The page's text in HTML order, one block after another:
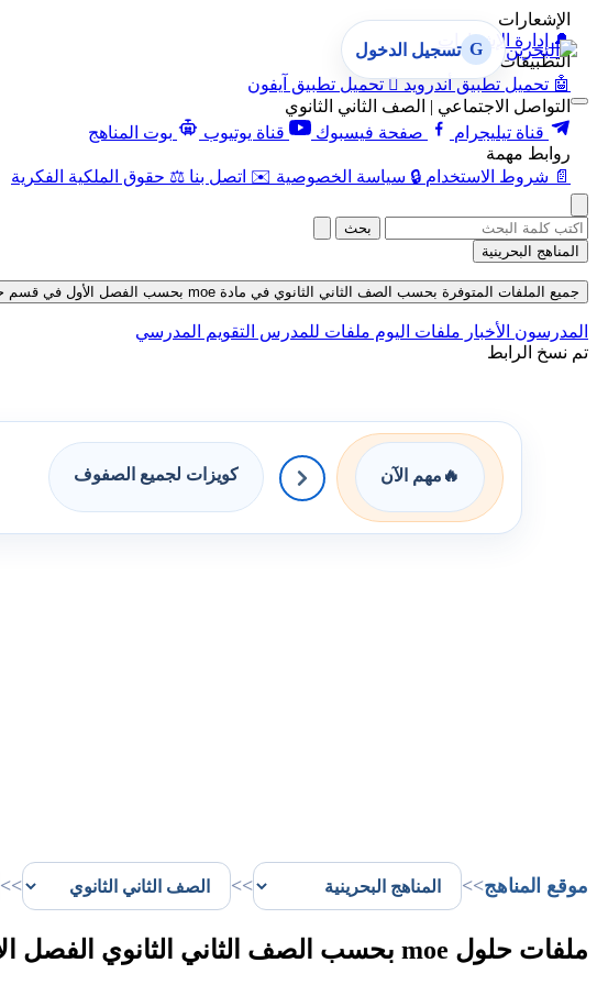
الإشعارات
🔔 إدارة الإشعارات
التطبيقات
🤖 تحميل تطبيق أندرويد  تحميل تطبيق آيفون
التواصل الاجتماعي | الصف الثاني الثانوي
قناة تيليجرام
صفحة فيسبوك قناة يوتيوب
بوت المناهج
روابط مهمة
📄 شروط الاستخدام 🔒 سياسة الخصوصية ✉️ اتصل بنا ⚖️ حقوق الملكية الفكرية
G تسجيل الدخول
بحث
المناهج البحرينية
جميع الملفات المتوفرة بحسب الصف الثاني الثانوي في مادة moe بحسب الفصل الأول في قسم حلول حتى تاريخ 06-08-2026
المدرسون الأخبار ملفات اليوم ملفات للمدرس التقويم المدرسي
تم نسخ الرابط
🔥 مهم الآن كويزات لجميع الصفوف
موقع المناهج>>
>>
>>
ملفات حلول moe بحسب الصف الثاني الثانوي الفصل الأول في البحرين